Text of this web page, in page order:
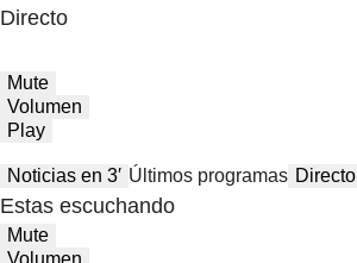
Directo
Mute
Volumen
Play
Noticias en 3′ Últimos programas Directo
Estas escuchando
Mute